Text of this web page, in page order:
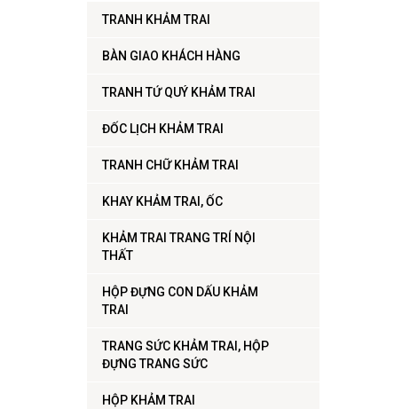
TRANH KHẢM TRAI
BÀN GIAO KHÁCH HÀNG
TRANH TỨ QUÝ KHẢM TRAI
ĐỐC LỊCH KHẢM TRAI
TRANH CHỮ KHẢM TRAI
KHAY KHẢM TRAI, ỐC
KHẢM TRAI TRANG TRÍ NỘI
THẤT
HỘP ĐỰNG CON DẤU KHẢM
TRAI
TRANG SỨC KHẢM TRAI, HỘP
ĐỰNG TRANG SỨC
HỘP KHẢM TRAI